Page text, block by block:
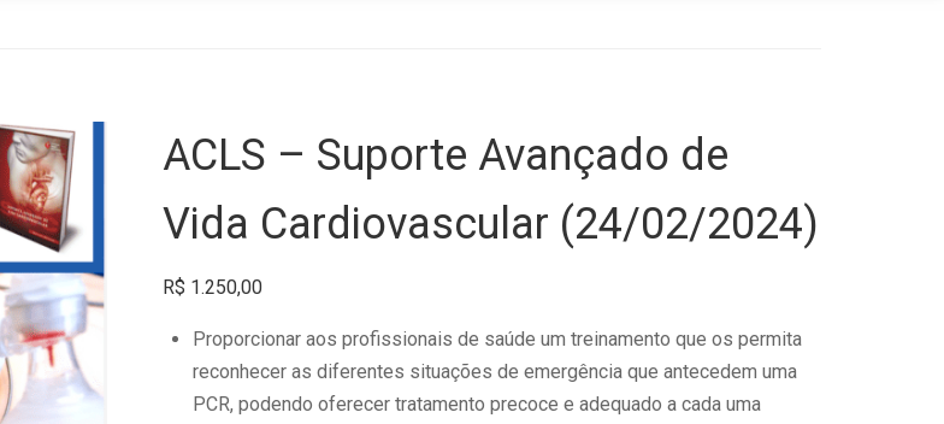
ACLS – Suporte Avançado de
Vida Cardiovascular (24/02/2024)
R$ 1.250,00
Proporcionar aos profissionais de saúde um treinamento que os permita
reconhecer as diferentes situações de emergência que antecedem uma
PCR, podendo oferecer tratamento precoce e adequado a cada uma